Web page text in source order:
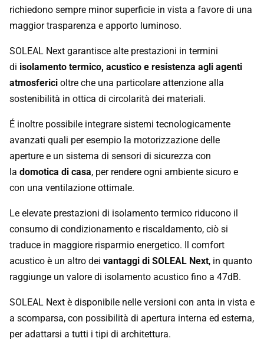
richiedono sempre minor superficie in vista a favore di una
maggior trasparenza e apporto luminoso.
SOLEAL Next garantisce alte prestazioni in termini
di isolamento termico, acustico e resistenza agli agenti
atmosferici oltre che una particolare attenzione alla
sostenibilità in ottica di circolarità dei materiali.
É inoltre possibile integrare sistemi tecnologicamente
avanzati quali per esempio la motorizzazione delle
aperture e un sistema di sensori di sicurezza con
la domotica di casa, per rendere ogni ambiente sicuro e
con una ventilazione ottimale.
Le elevate prestazioni di isolamento termico riducono il
consumo di condizionamento e riscaldamento, ciò si
traduce in maggiore risparmio energetico. Il comfort
acustico è un altro dei vantaggi di SOLEAL Next, in quanto
raggiunge un valore di isolamento acustico fino a 47dB.
SOLEAL Next è disponibile nelle versioni con anta in vista e
a scomparsa, con possibilità di apertura interna ed esterna,
per adattarsi a tutti i tipi di architettura.